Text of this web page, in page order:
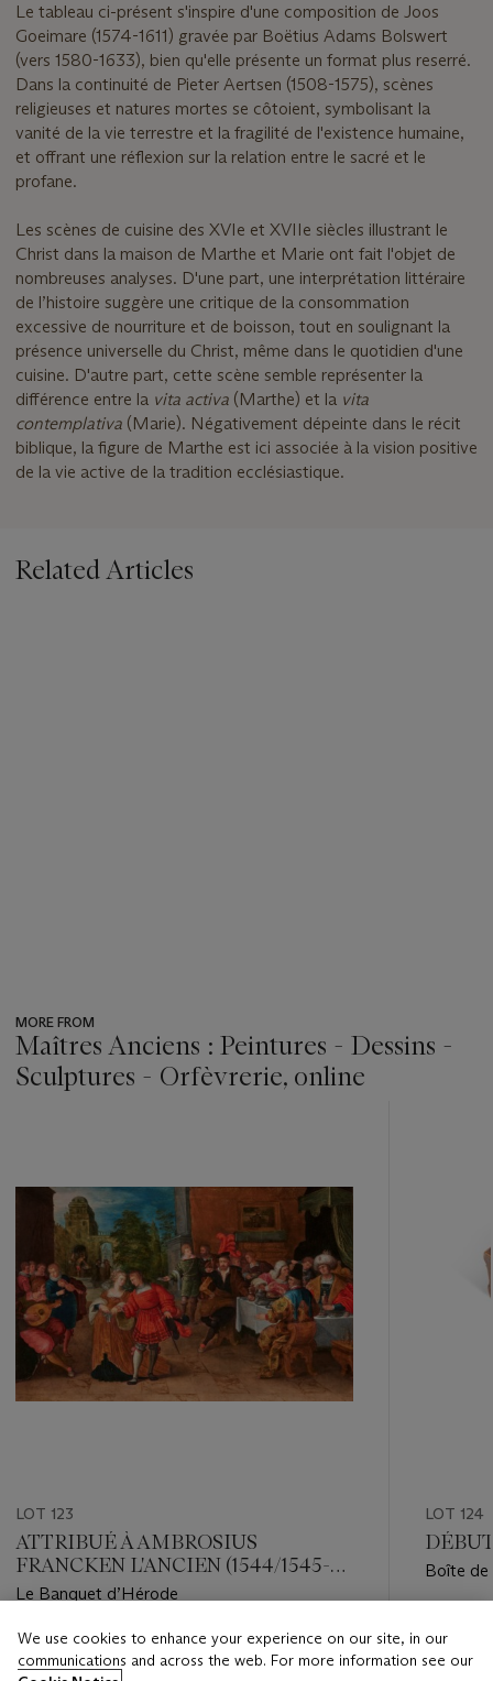
Le tableau ci-présent s'inspire d'une composition de Joos
Goeimare (1574-1611) gravée par Boëtius Adams Bolswert
(vers 1580-1633), bien qu'elle présente un format plus reserré.
Dans la continuité de Pieter Aertsen (1508-1575), scènes
religieuses et natures mortes se côtoient, symbolisant la
vanité de la vie terrestre et la fragilité de l'existence humaine,
et offrant une réflexion sur la relation entre le sacré et le
profane.
Les scènes de cuisine des XVIe et XVIIe siècles illustrant le
Christ dans la maison de Marthe et Marie ont fait l'objet de
nombreuses analyses. D'une part, une interprétation littéraire
de l’histoire suggère une critique de la consommation
excessive de nourriture et de boisson, tout en soulignant la
présence universelle du Christ, même dans le quotidien d'une
cuisine. D'autre part, cette scène semble représenter la
différence entre la vita activa (Marthe) et la vita
contemplativa (Marie). Négativement dépeinte dans le récit
biblique, la figure de Marthe est ici associée à la vision positive
de la vie active de la tradition ecclésiastique.
Related Articles
MORE FROM
Maîtres Anciens : Peintures - Dessins -
Sculptures - Orfèvrerie, online
LOT 123
ATTRIBUÉ À AMBROSIUS
FRANCKEN L'ANCIEN (1544/1545-
1618)
Le Banquet d’Hérode
Estimate
EUR 12,000 - EUR 18,000
LOT 124
Boîte de
EUR
We use cookies to enhance your experience on our site, in our
communications and across the web. For more information see our